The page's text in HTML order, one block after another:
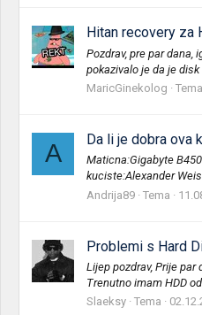
Hitan recovery za
Pozdrav, pre par dana,
pokazivalo je da je disk
MaricGinekolog
Tema
A Da li je dobra ova
Maticna:Gigabyte
kuciste:Alexander
Andrija89 Tema
Problemi s Hard
Lijep pozdrav, Prije
Trenutno imam HDD
Slaeksy Tema